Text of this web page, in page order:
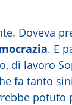
Doveva
. E
di lavoro
fa tanto
potuto